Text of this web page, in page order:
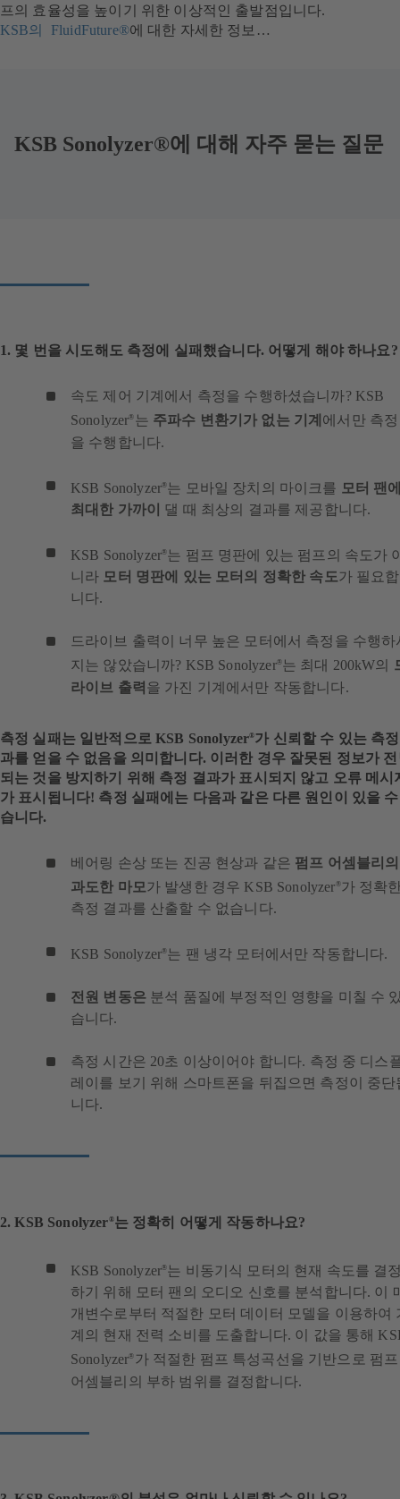
프의 효율성을 높이기 위한 이상적인 출발점입니다.
KSB의 FluidFuture®에 대한 자세한 정보…
KSB Sonolyzer®에 대해 자주 묻는 질문
1. 몇 번을 시도해도 측정에 실패했습니다. 어떻게 해야 하나요?
속도 제어 기계에서 측정을 수행하셨습니까? KSB
Sonolyzer® 는 주파수 변환기가 없는 기계 에서만 측정
을 수행합니다.
KSB Sonolyzer® 는 모바일 장치의 마이크를 모터 팬
최대한 가까이
댈 때 최상의 결과를 제공합니다.
KSB Sonolyzer® 는 펌프 명판에 있는 펌프의 속도가
니라 모터 명판에 있는 모터의 정확한 속도가 필요합
니다.
드라이브 출력이 너무 높은 모터에서 측정을 수행하
지는 않았습니까? KSB Sonolyzer® 는 최대 200kW의
라이브 출력 을 가진 기계에서만 작동합니다.
측정 실패는 일반적으로 KSB Sonolyzer®가 신뢰할 수 있는 측
과를 얻을 수 없음을 의미합니다. 이러한 경우 잘못된 정보가
되는 것을 방지하기 위해 측정 결과가 표시되지 않고 오류 메시
가 표시됩니다! 측정 실패에는 다음과 같은 다른 원인이 있을
습니다.
베어링 손상 또는 진공 현상과 같은 펌프 어셈블리의
과도한 마모가 발생한 경우 KSB Sonolyzer ® 가 정확
측정 결과를 산출할 수 없습니다.
KSB Sonolyzer® 는 팬 냉각 모터에서만 작동합니다.
전원 변동은분석 품질에 부정적인 영향을 미칠 수
습니다.
측정 시간은 20초 이상이어야 합니다. 측정 중 디스
레이를 보기 위해 스마트폰을 뒤집으면 측정이 중단
니다.
2. KSB Sonolyzer®는 정확히 어떻게 작동하나요?
KSB Sonolyzer® 는 비동기식 모터의 현재 속도를 결
하기 위해 모터 팬의 오디오 신호를 분석합니다. 이
개변수로부터 적절한 모터 데이터 모델을 이용하여
계의 현재 전력 소비를 도출합니다. 이 값을 통해
Sonolyzer® 가 적절한 펌프 특성곡선을 기반으로 펌프
어셈블리의 부하 범위를 결정합니다.